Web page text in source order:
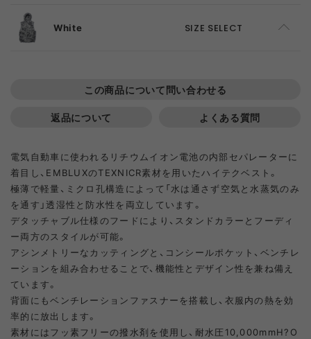
White SIZE SELECT
ADD TO CART
L ADD TO CART
この商品について問い合わせる
返品について
よくある質問
電気自動車に使われるリチウムイオン電池の内部セパレーターに
着目し、EMBLUXのTEXNICR素材を用いたハイテクベスト。
極薄で軽量、ミクロ孔構造によって「水は通さず空気と水蒸気のみ
を通す」透湿性と防水性を両立しています。
デタッチャブル仕様のフードにより、スタンドカラーとフーディ
ー両方のスタイルが可能。
アシンメトリーなカッティングと、コンシールポケット、ベンチレ
ーションを組み合わせることで、機能性とデザイン性を兼ね備え
ています。
背面にもベンチレーションファスナーを搭載し、衣服内の熱を効
率的に放出します。
素材にはフッ素フリーの撥水剤を使用し、耐水圧10,000mmH?O